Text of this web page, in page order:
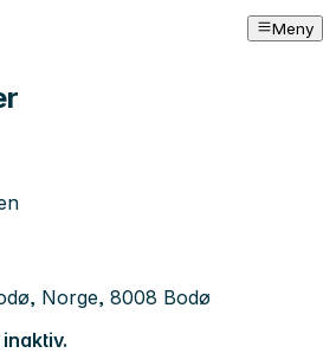
Meny
Norge, 8008 Bodø